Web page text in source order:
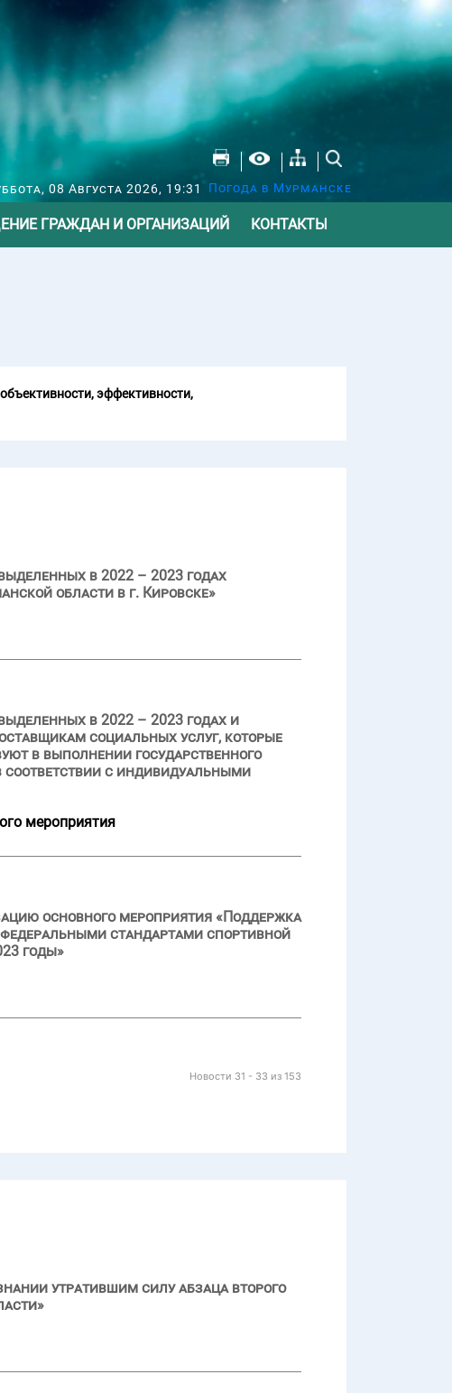
08 Августа 2026, 19:31 Погода в Мурманске
ГРАЖДАН И ОРГАНИЗАЦИЙ КОНТАКТЫ
эффективности,
в 2022 – 2023 годах
области в г. Кировске»
в 2022 – 2023 годах и
социальных услуг, которые
в выполнении государственного
с индивидуальными
мероприятия
основного мероприятия «Поддержка
стандартами спортивной
годы»
Новости 31 - 33 из 153
утратившим силу абзаца второго